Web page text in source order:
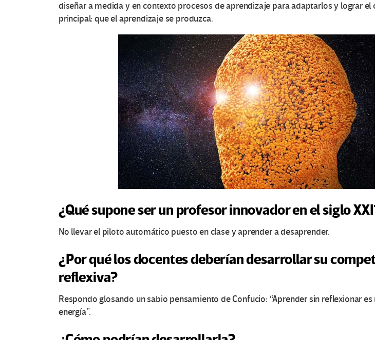
diseñar a medida y en contexto procesos de aprendizaje para adaptarlos y lograr el
principal: que el aprendizaje se produzca.
¿Qué supone ser un profesor innovador en el siglo
No llevar el piloto automático puesto en clase y aprender a desaprender.
¿Por qué los docentes deberían desarrollar su
reflexiva?
Respondo glosando un sabio pensamiento de Confucio: “Aprender sin reflexionar
energía”.